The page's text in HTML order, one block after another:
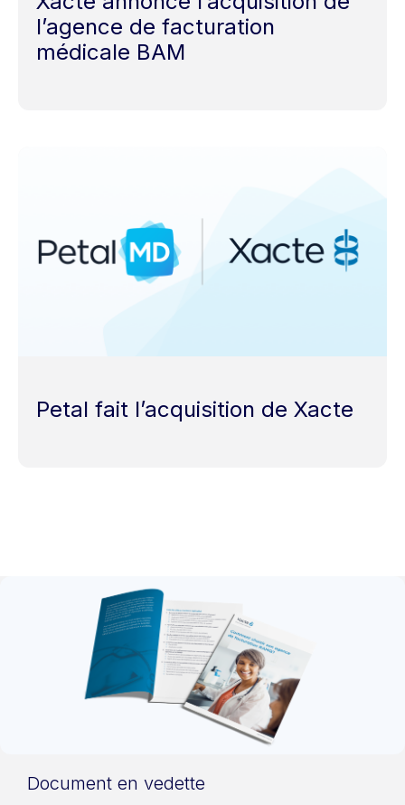
l’agence de facturation
médicale BAM
Petal fait l’acquisition de Xacte
Document en vedette